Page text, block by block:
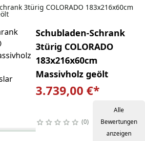
3türig COLORADO 183x216x60cm
Schubladen-Schrank
3türig COLORADO
183x216x60cm
Massivholz geölt
3.739,00 €*
0
Alle
Bewertungen
anzeigen